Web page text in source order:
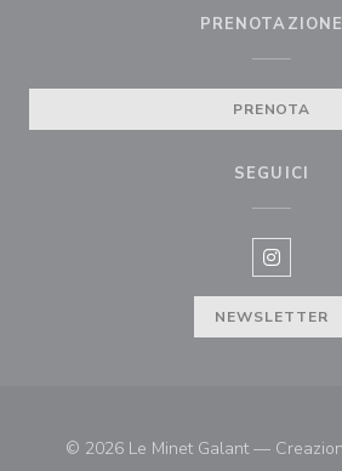
PRENOTAZIONE
PRENOTA
SEGUICI
NEWSLETTER
© 2026 Le Minet Galant —